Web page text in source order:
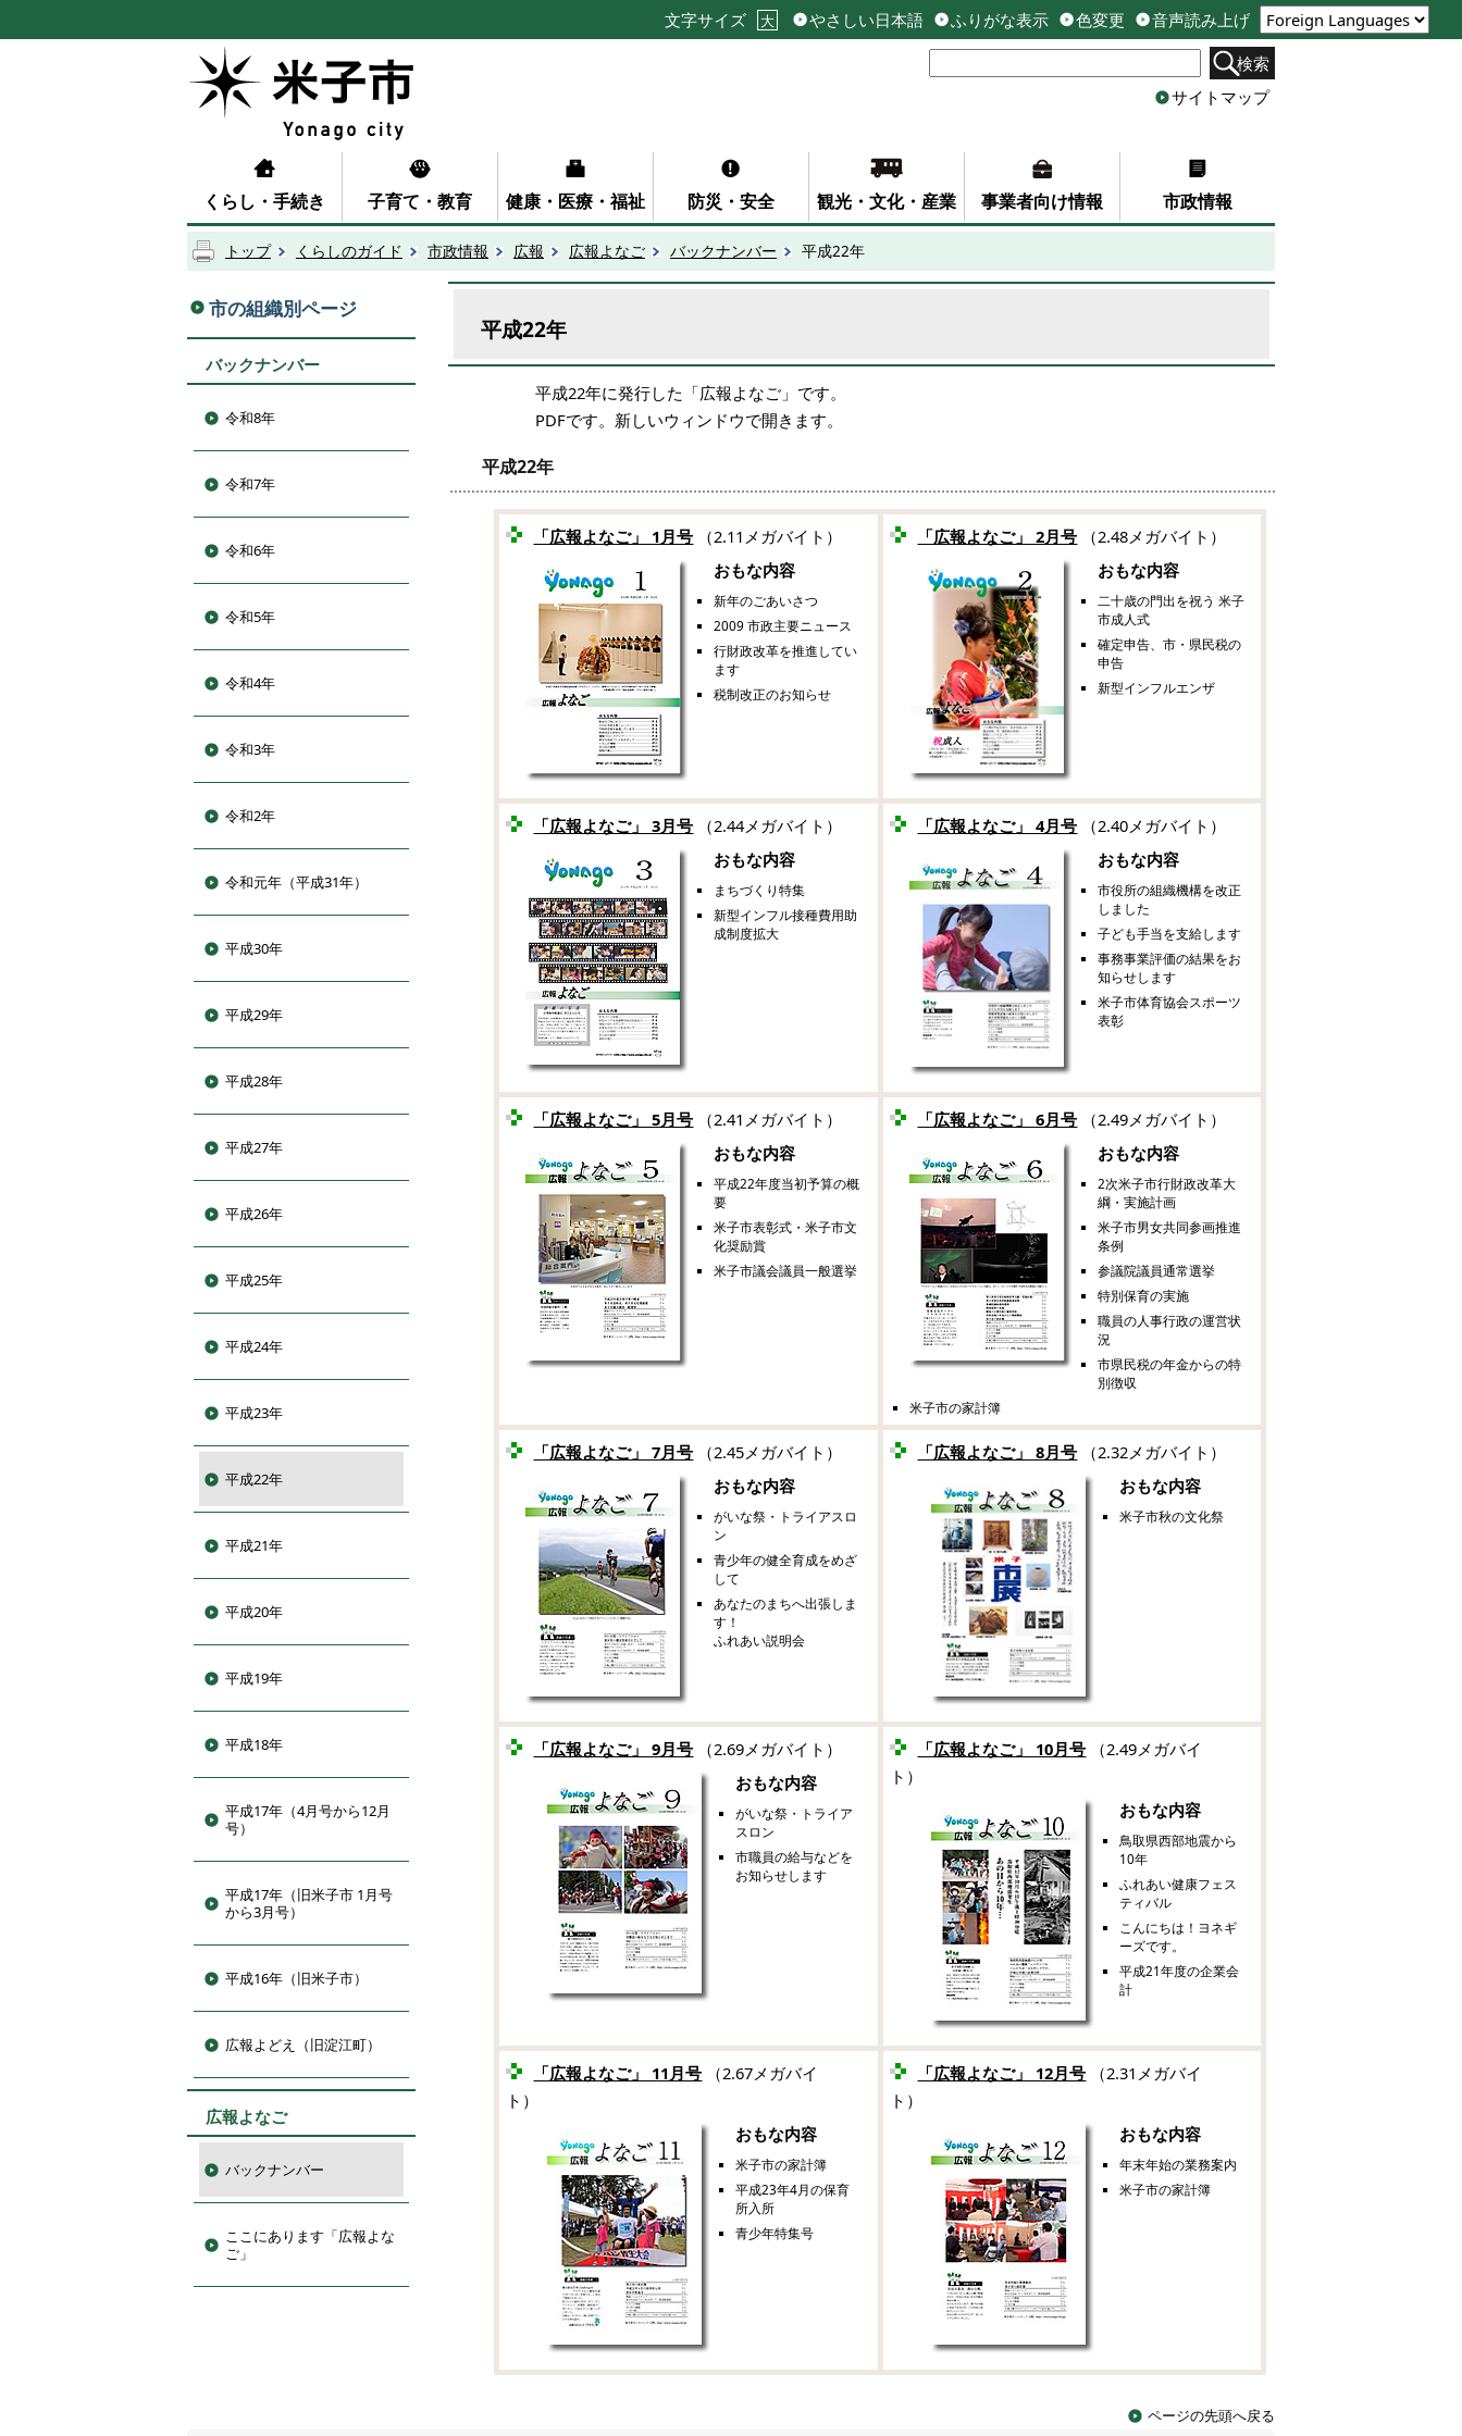
文字サイズ 大 やさしい日本語 ふりがな表示 色変更
音声読み上げ
検索
サイトマップ
くらし・手続き 子育て・教育 健康・医療・福祉 防災・安全 観光・文化・産業 事業者向け情報 市政情報
トップ くらしのガイド 市政情報 広報 広報よなご バックナンバー 平成22年
市の組織別ページ
バックナンバー
令和8年
令和7年
令和6年
令和5年
令和4年
令和3年
令和2年
令和元年（平成31年）
平成30年
平成29年
平成28年
平成27年
平成26年
平成25年
平成24年
平成23年
平成22年
平成21年
平成20年
平成19年
平成18年
平成17年（4月号から12月
号）
平成17年（旧米子市 1月号
から3月号）
平成16年（旧米子市）
広報よどえ（旧淀江町）
広報よなご
バックナンバー
ここにあります「広報よな
ご」
平成22年
平成22年に発行した「広報よなご」です。
PDFです。新しいウィンドウで開きます。
平成22年
「広報よなご」 1月号 （2.11メガバイト）
おもな内容
新年のごあいさつ
2009 市政主要ニュース
行財政改革を推進してい
ます
税制改正のお知らせ
「広報よなご」 2月号 （2.48メガバイト）
おもな内容
二十歳の門出を祝う 米子
市成人式
確定申告、市・県民税の
申告
新型インフルエンザ
「広報よなご」 3月号 （2.44メガバイト）
おもな内容
まちづくり特集
新型インフル接種費用助
成制度拡大
「広報よなご」 4月号 （2.40メガバイト）
おもな内容
市役所の組織機構を改正
しました
子ども手当を支給します
事務事業評価の結果をお
知らせします
米子市体育協会スポーツ
表彰
「広報よなご」 5月号 （2.41メガバイト）
おもな内容
平成22年度当初予算の概
要
米子市表彰式・米子市文
化奨励賞
米子市議会議員一般選挙
「広報よなご」 6月号 （2.49メガバイト）
おもな内容
2次米子市行財政改革大
綱・実施計画
米子市男女共同参画推進
条例
参議院議員通常選挙
特別保育の実施
職員の人事行政の運営状
況
市県民税の年金からの特
別徴収
米子市の家計簿
「広報よなご」 7月号 （2.45メガバイト）
おもな内容
がいな祭・トライアスロ
ン
青少年の健全育成をめざ
して
あなたのまちへ出張しま
す！
ふれあい説明会
「広報よなご」 8月号 （2.32メガバイト）
おもな内容
米子市秋の文化祭
「広報よなご」 9月号 （2.69メガバイト）
おもな内容
がいな祭・トライア
スロン
市職員の給与などを
お知らせします
「広報よなご」 10月号 （2.49メガバイ
ト）
おもな内容
鳥取県西部地震から
10年
ふれあい健康フェス
ティバル
こんにちは！ヨネギ
ーズです。
平成21年度の企業会
計
「広報よなご」 11月号 （2.67メガバイ
ト）
おもな内容
米子市の家計簿
平成23年4月の保育
所入所
青少年特集号
「広報よなご」 12月号 （2.31メガバイ
ト）
おもな内容
年末年始の業務案内
米子市の家計簿
ページの先頭へ戻る